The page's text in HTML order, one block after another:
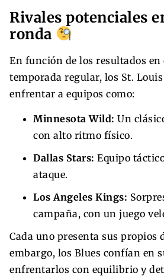
Rivales potenciales
ronda
En función de los resultados en
temporada regular, los St.
enfrentar a equipos como:
Minnesota Wild: Un
con alto ritmo físico.
Dallas Stars: Equipo
ataque.
Los Angeles Kings:
campaña, con un juego
Cada uno presenta sus propios
embargo, los Blues confían en
enfrentarlos con equilibrio y